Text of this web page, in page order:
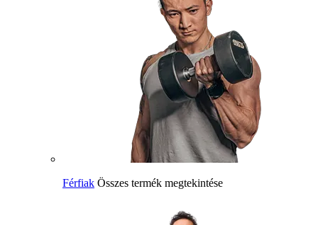
Férfiak Összes termék megtekintése